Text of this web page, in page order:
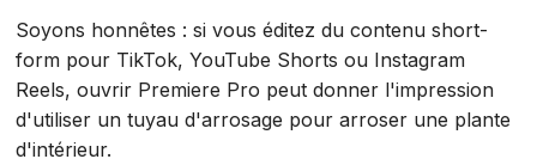
Soyons honnêtes : si vous éditez du contenu short-
form pour TikTok, YouTube Shorts ou Instagram
Reels, ouvrir Premiere Pro peut donner l'impression
d'utiliser un tuyau d'arrosage pour arroser une plante
d'intérieur.